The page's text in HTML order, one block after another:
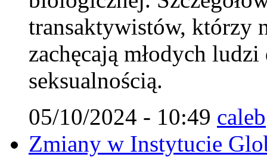
transaktywistów, którzy
zachęcają młodych
seksualnością.
05/10/2024 - 10:49 caleb
Zmiany w Instytucie